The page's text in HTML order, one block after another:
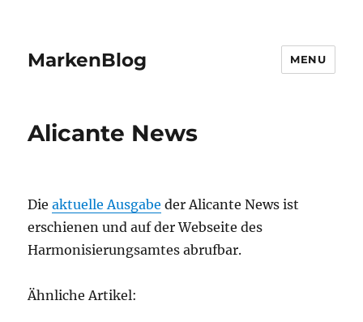
MarkenBlog MENU
Alicante News
Dieaktuelle Ausgabe der Alicante News ist
erschienen und auf der Webseite des
Harmonisierungsamtes abrufbar.
Ähnliche Artikel: